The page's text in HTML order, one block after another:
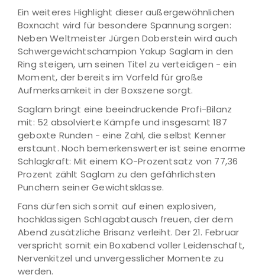
Ein weiteres Highlight dieser außergewöhnlichen
Boxnacht wird für besondere Spannung sorgen:
Neben Weltmeister Jürgen Doberstein wird auch
Schwergewichtschampion Yakup Saglam in den
Ring steigen, um seinen Titel zu verteidigen - ein
Moment, der bereits im Vorfeld für große
Aufmerksamkeit in der Boxszene sorgt.
Saglam bringt eine beeindruckende Profi-Bilanz
mit: 52 absolvierte Kämpfe und insgesamt 187
geboxte Runden - eine Zahl, die selbst Kenner
erstaunt. Noch bemerkenswerter ist seine enorme
Schlagkraft: Mit einem KO-Prozentsatz von 77,36
Prozent zählt Saglam zu den gefährlichsten
Punchern seiner Gewichtsklasse.
Fans dürfen sich somit auf einen explosiven,
hochklassigen Schlagabtausch freuen, der dem
Abend zusätzliche Brisanz verleiht. Der 21. Februar
verspricht somit ein Boxabend voller Leidenschaft,
Nervenkitzel und unvergesslicher Momente zu
werden.